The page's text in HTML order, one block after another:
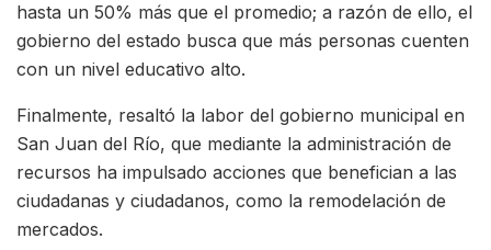
hasta un 50% más que el promedio; a razón de ello, el
gobierno del estado busca que más personas cuenten
con un nivel educativo alto.
Finalmente, resaltó la labor del gobierno municipal en
San Juan del Río, que mediante la administración de
recursos ha impulsado acciones que benefician a las
ciudadanas y ciudadanos, como la remodelación de
mercados.